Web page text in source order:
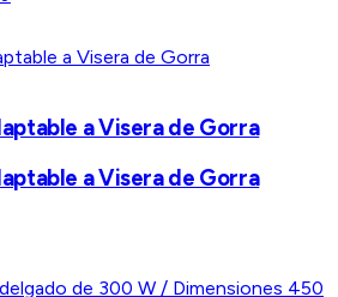
a Visera de Gorra
a Visera de Gorra